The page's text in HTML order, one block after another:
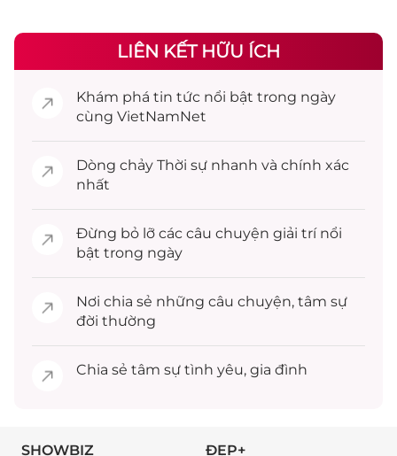
LIÊN KẾT HỮU ÍCH
Khám phá tin tức nổi bật trong ngày
cùng VietNamNet
Dòng chảy Thời sự nhanh và chính xác
nhất
Đừng bỏ lỡ các câu chuyện giải trínổi
bật trong ngày
Nơi chia sẻ những câu chuyện, tâm sự
đời thường
Chia sẻ tâm sự tình yêu, gia đình
SHOWBIZ ĐẸP+